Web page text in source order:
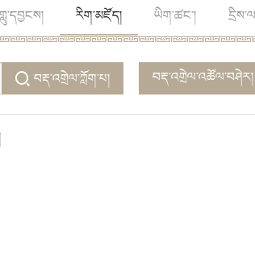
གླུ་དབྱངས། རིག་མཛོད། ཡིག་ཚང་།
བརྡ་འགྲེལ་ཀློག་པ། བརྡ་འགྲེལ་འཚོལ་བཤེར།